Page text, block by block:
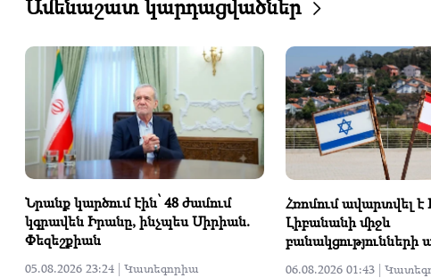
Ամենաշատ կարդացվածներ
Նրանք կարծում էին՝ 48 ժամում
կգրավեն Իրանը, ինչպես Սիրիան.
Փեզեշքիան
05.08.2026 23:24 | Կատեգորիա
Հռոմում ավարտվել է
Լիբանանի միջև
բանակցությունների
06.08.2026 01:43 |